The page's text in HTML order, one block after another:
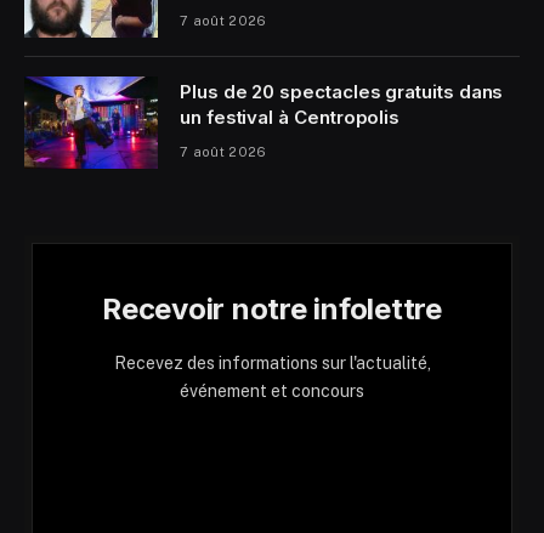
7 août 2026
Plus de 20 spectacles gratuits dans
un festival à Centropolis
7 août 2026
Recevoir notre infolettre
Recevez des informations sur l'actualité,
événement et concours